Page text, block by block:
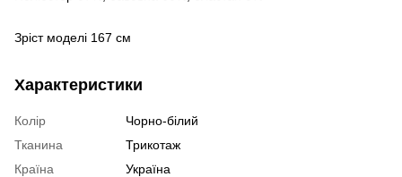
Зріст моделі 167 см
Характеристики
Колір
Чорно-білий
Тканина
Трикотаж
Країна
Україна